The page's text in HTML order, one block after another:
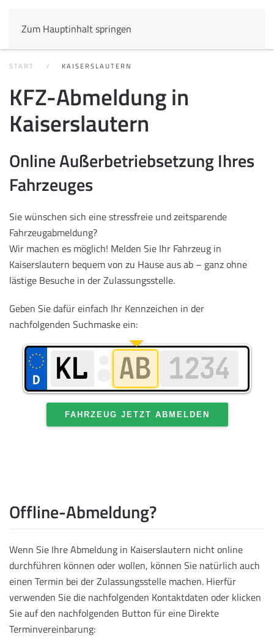
Zum Hauptinhalt springen
START KAISERSLAUTERN
KFZ-Abmeldung in
Kaiserslautern
Online Außerbetriebsetzung Ihres
Fahrzeuges
Sie wünschen sich eine stressfreie und zeitsparende
Fahrzeugabmeldung?
Wir machen es möglich! Melden Sie Ihr Fahrzeug in
Kaiserslautern bequem von zu Hause aus ab – ganz ohne
lästige Besuche in der Zulassungsstelle.
Geben Sie dafür einfach Ihr Kennzeichen in der
nachfolgenden Suchmaske ein:
FAHRZEUG JETZT ABMELDEN
Offline-Abmeldung?
Wenn Sie Ihre Abmeldung in Kaiserslautern nicht online
durchführen können oder wollen, können Sie natürlich auch
einen Termin bei der Zulassungsstelle machen. Hierfür
verwenden Sie die nachfolgenden Kontaktdaten oder klicken
Sie auf den nachfolgenden Button für eine Direkte
Terminvereinbarung: